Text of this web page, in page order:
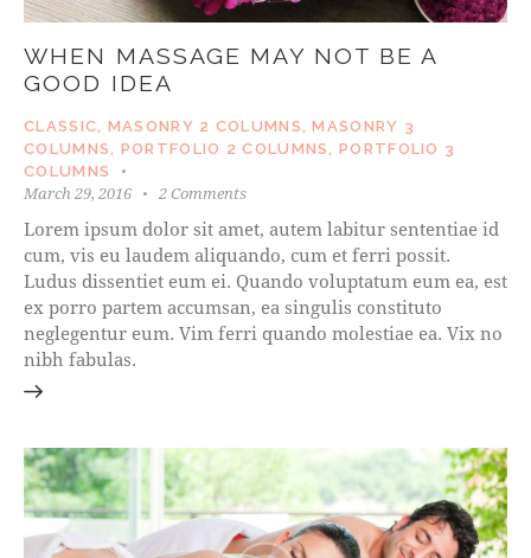
WHEN MASSAGE MAY NOT BE A
GOOD IDEA
CLASSIC, MASONRY 2 COLUMNS ,MASONRY 3
COLUMNS , PORTFOLIO 2 COLUMNS ,PORTFOLIO 3
COLUMNS
March 29, 2016 2 Comments
Lorem ipsum dolor sit amet, autem labitur sententiae id
cum, vis eu laudem aliquando, cum et ferri possit.
Ludus dissentiet eum ei. Quando voluptatum eum ea, est
ex porro partem accumsan, ea singulis constituto
neglegentur eum. Vim ferri quando molestiae ea. Vix no
nibh fabulas.